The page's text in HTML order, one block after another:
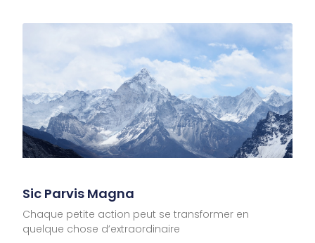
Sic Parvis Magna
Chaque petite action peut se transformer en
quelque chose d’extraordinaire